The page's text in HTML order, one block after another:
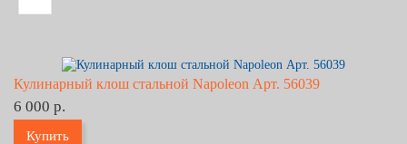
Кулинарный клош стальной Napoleon Арт. 56039
6 000 р.
Купить